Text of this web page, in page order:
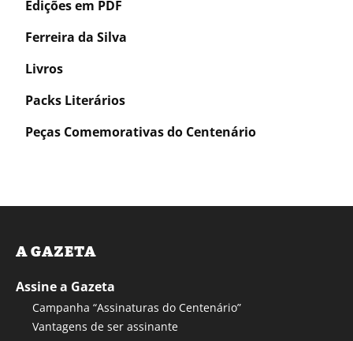
Edições em PDF
Ferreira da Silva
Livros
Packs Literários
Peças Comemorativas do Centenário
A GAZETA
Assine a Gazeta
Campanha “Assinaturas do Centenário”
Vantagens de ser assinante